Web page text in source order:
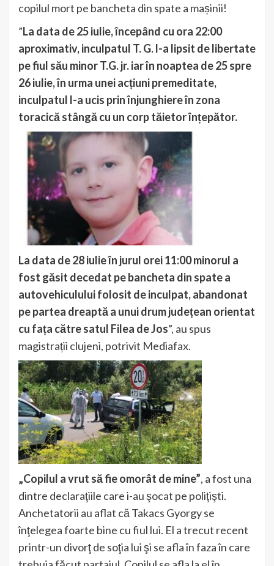
copilul mort pe bancheta din spate a mașinii!
”La data de 25 iulie, începând cu ora 22:00
aproximativ, inculpatul T. G. l-a lipsit de libertate
pe fiul său minor T.G. jr. iar în noaptea de 25 spre
26 iulie, în urma unei acțiuni premeditate,
inculpatul l-a ucis prin înjunghiere în zona
toracică stângă cu un corp tăietor înțepător.
La data de 28 iulie în jurul orei 11:00 minorul a
fost găsit decedat pe bancheta din spate a
autovehiculului folosit de inculpat, abandonat
pe partea dreaptă a unui drum județean orientat
cu fața către satul Filea de Jos”, au spus
magistrații clujeni, potrivit Mediafax.
„Copilul a vrut să fie omorât de mine”, a fost una
dintre declaraţiile care i-au şocat pe poliţişti.
Anchetatorii au aflat că Takacs Gyorgy se
înţelegea foarte bine cu fiul lui. El a trecut recent
printr-un divorţ de soţia lui şi se afla în faza în care